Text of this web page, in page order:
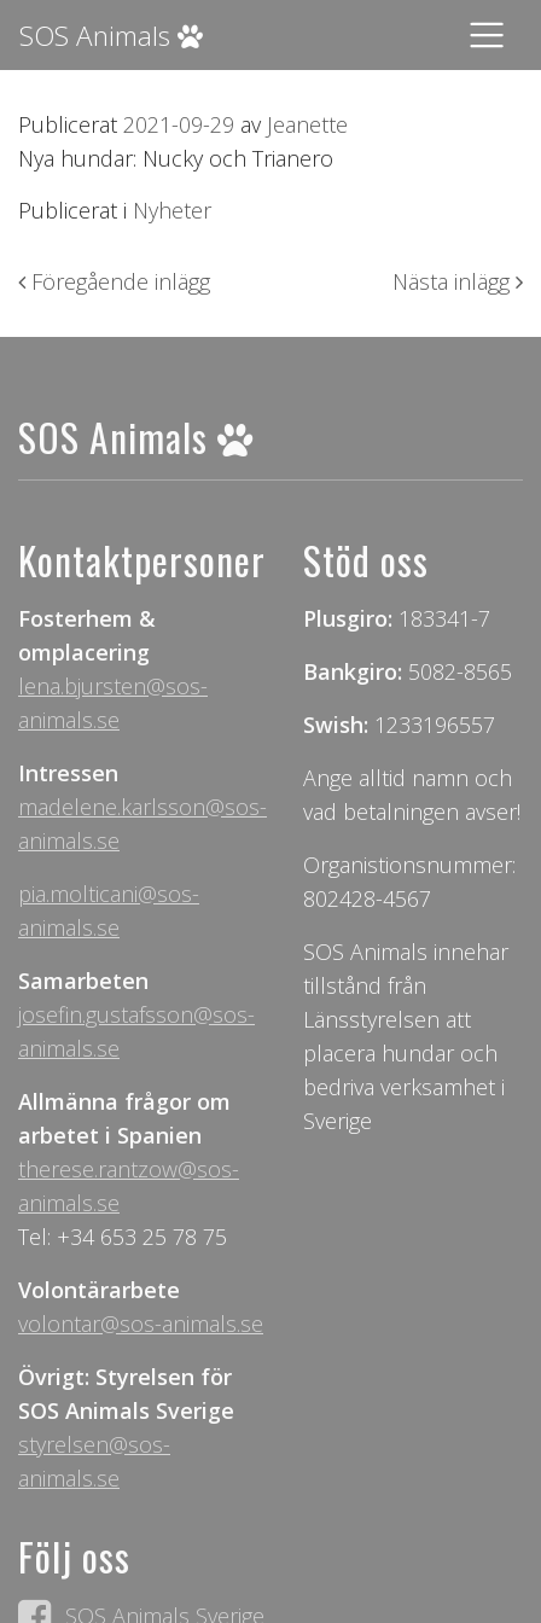
SOS Animals
Publicerat 2021-09-29 av Jeanette
Nya hundar: Nucky och Trianero
Publicerat i Nyheter
Inläggsnavigering
Föregående inlägg Nästa inlägg
SOS Animals
Kontaktpersoner
Fosterhem &
omplacering
lena.bjursten@sos-
animals.se
Intressen
madelene.karlsson@sos-
animals.se
pia.molticani@sos-
animals.se
Samarbeten
josefin.gustafsson@sos-
animals.se
Allmänna frågor om
arbetet i Spanien
therese.rantzow@sos-
animals.se
Tel: +34 653 25 78 75
Volontärarbete
volontar@sos-animals.se
Övrigt: Styrelsen för
SOS Animals Sverige
styrelsen@sos-
animals.se
Stöd oss
Plusgiro: 183341-7
Bankgiro: 5082-8565
Swish: 1233196557
Ange alltid namn och
vad betalningen avser!
Organistionsnummer:
802428-4567
SOS Animals innehar
tillstånd från
Länsstyrelsen att
placera hundar och
bedriva verksamhet i
Sverige
Följ oss
SOS Animals Sverige